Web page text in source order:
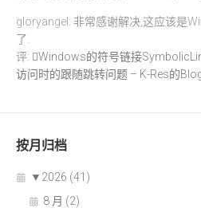
gloryangel: 非常感谢解决,这应该是
了.
评:
Windows的符号链接
访问时的跟随跳转问题 – K-Res的
按月归档
▼ 2026 (41)
8 月 (2)